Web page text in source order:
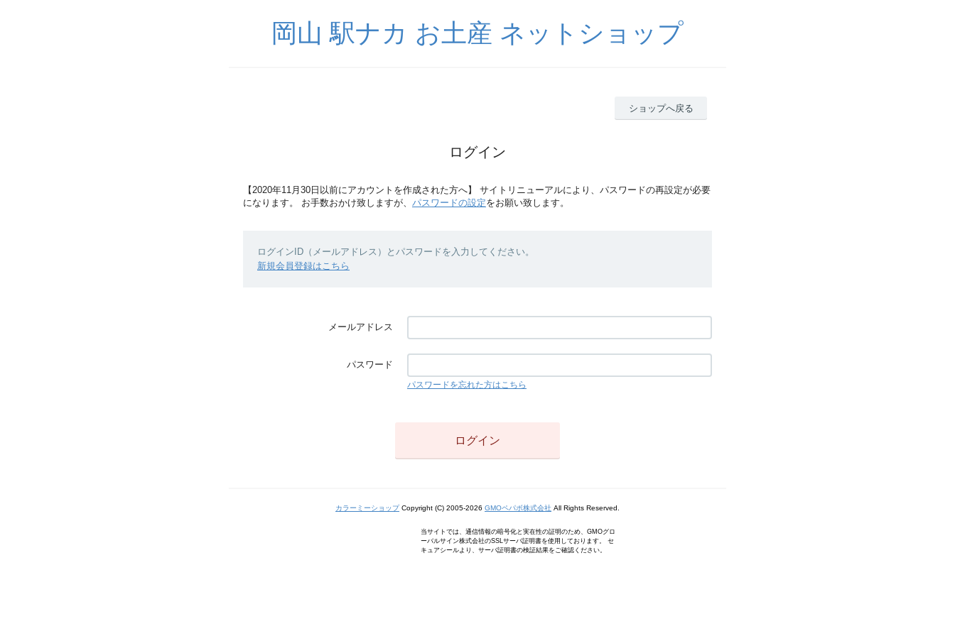
岡山 駅ナカ お土産 ネットショップ
ショップへ戻る
ログイン
【2020年11月30日以前にアカウントを作成された方へ】 サイトリニューアルにより、パスワードの再設定が必要
になります。 お手数おかけ致しますが、 パスワードの設定をお願い致します。
ログインID（メールアドレス）とパスワードを入力してください。
新規会員登録はこちら
メールアドレス
パスワード
パスワードを忘れた方はこちら
カラーミーショップCopyright (C) 2005-2026 GMOペパボ株式会社 All Rights Reserved.
当サイトでは、通信情報の暗号化と実在性の証明のため、GMOグロ
ーバルサイン株式会社のSSLサーバ証明書を使用しております。 セ
キュアシールより、サーバ証明書の検証結果をご確認ください。